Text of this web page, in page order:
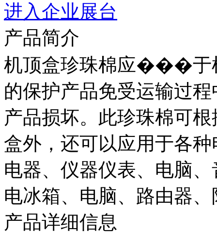
进入企业展台
产品简介
机顶盒珍珠棉应���于
的保护产品免受运输过
产品损坏。此珍珠棉可
盒外，还可以应用于各
电器、仪器仪表、电脑
电冰箱、电脑、路由器
产品详细信息